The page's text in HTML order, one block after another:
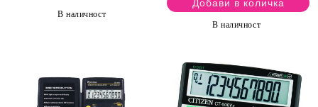
В наличност
В наличност